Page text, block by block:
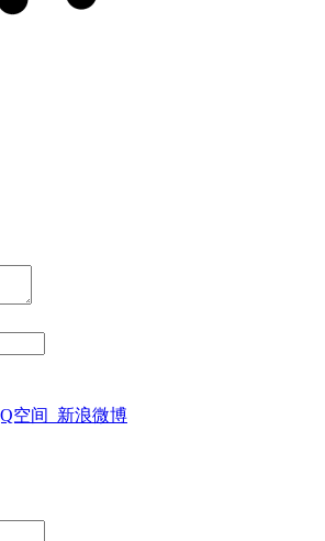
空间 新浪微博